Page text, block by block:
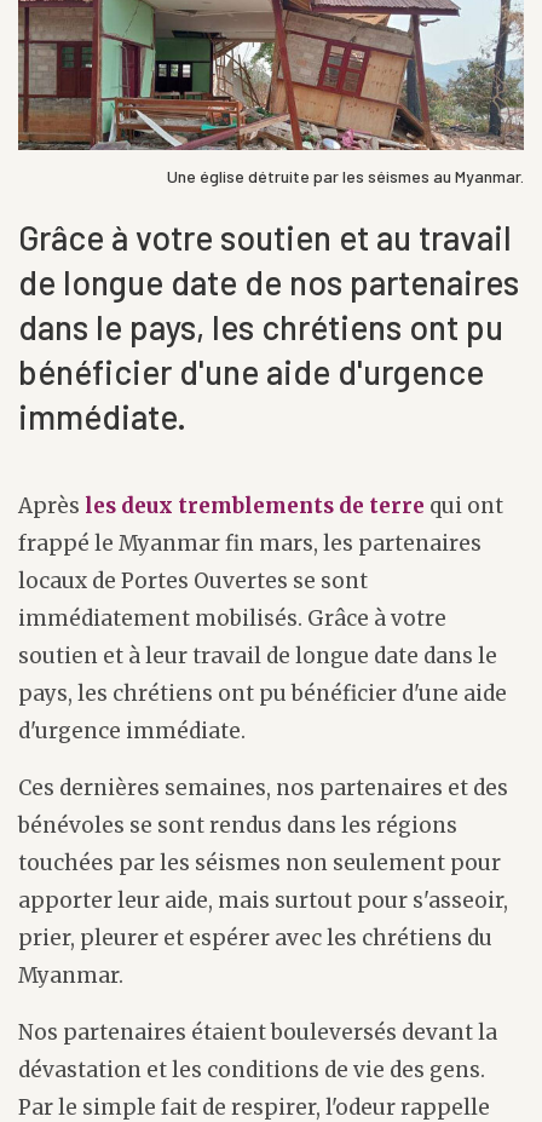
Une église détruite par les séismes au Myanmar.
Grâce à votre soutien et au travail
de longue date de nos partenaires
dans le pays, les chrétiens ont pu
bénéficier d'une aide d'urgence
immédiate.
Après les deux tremblements de terre qui ont
frappé le Myanmar fin mars, les partenaires
locaux de Portes Ouvertes se sont
immédiatement mobilisés. Grâce à votre
soutien et à leur travail de longue date dans le
pays, les chrétiens ont pu bénéficier d'une aide
d'urgence immédiate.
Ces dernières semaines, nos partenaires et des
bénévoles se sont rendus dans les régions
touchées par les séismes non seulement pour
apporter leur aide, mais surtout pour s'asseoir,
prier, pleurer et espérer avec les chrétiens du
Myanmar.
Nos partenaires étaient bouleversés devant la
dévastation et les conditions de vie des gens.
Par le simple fait de respirer, l'odeur rappelle